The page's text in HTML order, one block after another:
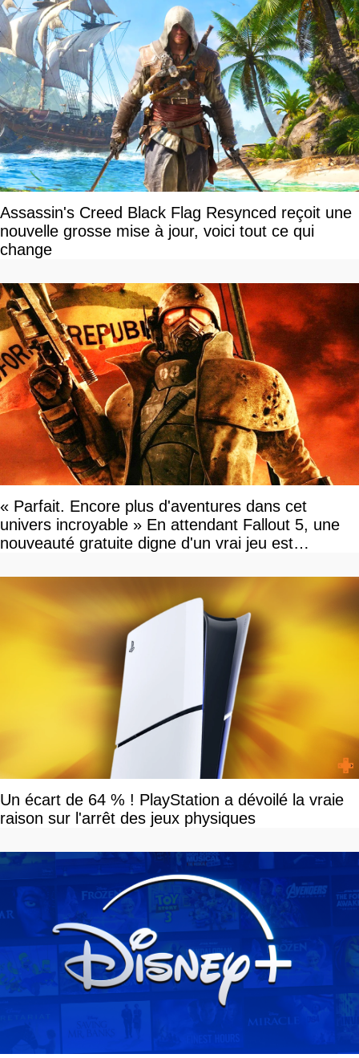
Assassin's Creed Black Flag Resynced reçoit une
nouvelle grosse mise à jour, voici tout ce qui
change
« Parfait. Encore plus d'aventures dans cet
univers incroyable » En attendant Fallout 5, une
nouveauté gratuite digne d'un vrai jeu est
Un écart de 64 % ! PlayStation a dévoilé la vraie
raison sur l'arrêt des jeux physiques